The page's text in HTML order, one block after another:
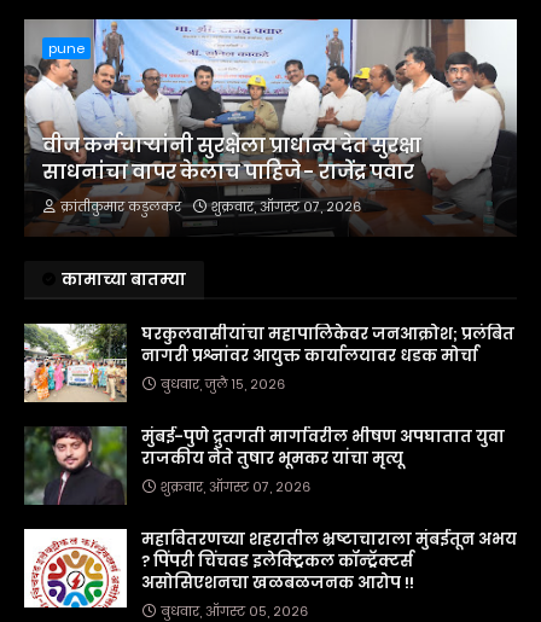
pune
वीज कर्मचाऱ्यांनी सुरक्षेला प्राधान्य देत सुरक्षा
साधनांचा वापर केलाच पाहिजे - राजेंद्र पवार
क्रांतीकुमार कडुलकर शुक्रवार, ऑगस्ट ०७, २०२६
कामाच्या बातम्या
घरकुलवासीयांचा महापालिकेवर जनआक्रोश; प्रलंबित
नागरी प्रश्नांवर आयुक्त कार्यालयावर धडक मोर्चा
बुधवार, जुलै १५, २०२६
मुंबई-पुणे द्रुतगती मार्गावरील भीषण अपघातात युवा
राजकीय नेते तुषार भूमकर यांचा मृत्यू
शुक्रवार, ऑगस्ट ०७, २०२६
महावितरणच्या शहरातील भ्रष्टाचाराला मुंबईतून अभय
? पिंपरी चिंचवड इलेक्ट्रिकल कॉन्ट्रॅक्टर्स
असोसिएशनचा खळबळजनक आरोप !!
बुधवार, ऑगस्ट ०५, २०२६